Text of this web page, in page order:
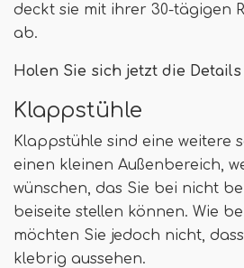
deckt sie mit ihrer 30-tägigen
ab.
Holen Sie sich jetzt die
Klappstühle
Klappstühle sind eine weitere
einen kleinen Außenbereich,
wünschen, das Sie bei nicht
beiseite stellen können. Wie
möchten Sie jedoch nicht,
klebrig aussehen.